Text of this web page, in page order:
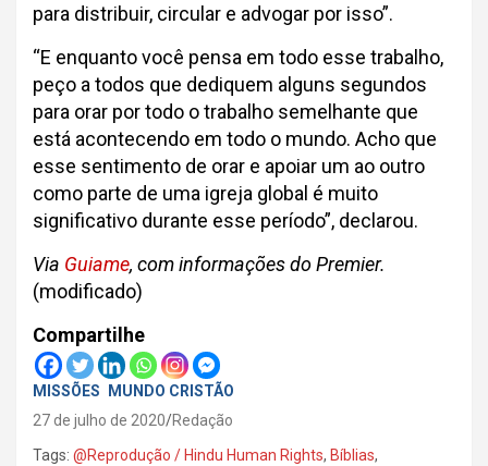
para distribuir, circular e advogar por isso”.
“E enquanto você pensa em todo esse trabalho,
peço a todos que dediquem alguns segundos
para orar por todo o trabalho semelhante que
está acontecendo em todo o mundo. Acho que
esse sentimento de orar e apoiar um ao outro
como parte de uma igreja global é muito
significativo durante esse período”, declarou.
Via Guiame, com informações do Premier.
(modificado)
Compartilhe
MISSÕES
MUNDO CRISTÃO
27 de julho de 2020 Redação
Tags: @Reprodução / Hindu Human Rights, Bíblias,